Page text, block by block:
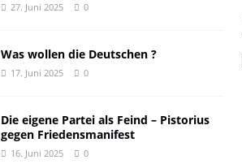
27. Juni 2025 0
Was wollen die Deutschen ?
17. Juni 2025 0
Die eigene Partei als Feind – Pistorius
gegen Friedensmanifest
16. Juni 2025 0